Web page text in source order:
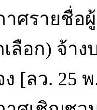
าศรายชื่อ
ลือก) จ้า
ง [ลว. 25